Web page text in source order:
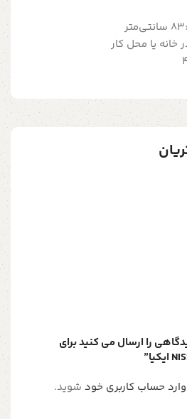
خانه یا محل کار
را ارسال می کنید برای
وارد حساب کاربری خود شوید.